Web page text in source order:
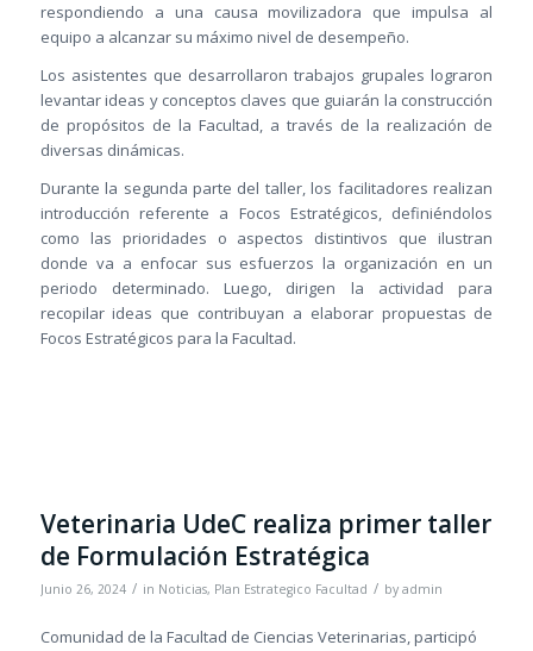
respondiendo a una causa movilizadora que impulsa al
equipo a alcanzar su máximo nivel de desempeño.
Los asistentes que desarrollaron trabajos grupales lograron
levantar ideas y conceptos claves que guiarán la construcción
de propósitos de la Facultad, a través de la realización de
diversas dinámicas.
Durante la segunda parte del taller, los facilitadores realizan
introducción referente a Focos Estratégicos, definiéndolos
como las prioridades o aspectos distintivos que ilustran
donde va a enfocar sus esfuerzos la organización en un
periodo determinado. Luego, dirigen la actividad para
recopilar ideas que contribuyan a elaborar propuestas de
Focos Estratégicos para la Facultad.
Veterinaria UdeC realiza primer taller
de Formulación Estratégica
Junio 26, 2024 / in Noticias, Plan Estrategico Facultad / by admin
Comunidad de la Facultad de Ciencias Veterinarias, participó